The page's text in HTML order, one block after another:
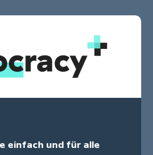
einfach und für alle